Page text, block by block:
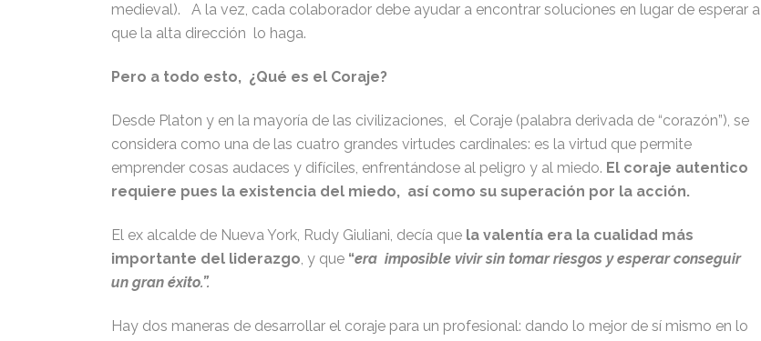
medieval). A la vez, cada colaborador debe ayudar a encontrar soluciones en lugar de esperar a
que la alta dirección lo haga.
Pero a todo esto, ¿Qué es el Coraje?
Desde Platon y en la mayoría de las civilizaciones, el Coraje (palabra derivada de “corazón”), se
considera como una de las cuatro grandes virtudes cardinales: es la virtud que permite
emprender cosas audaces y difíciles, enfrentándose al peligro y al miedo. El coraje autentico
requiere pues la existencia del miedo, así como su superación por la acción.
El ex alcalde de Nueva York, Rudy Giuliani, decía que la valentía era la cualidad más
importante del liderazgo, y que “era imposible vivir sin tomar riesgos y esperar conseguir
un gran éxito.”.
Hay dos maneras de desarrollar el coraje para un profesional: dando lo mejor de sí mismo en lo